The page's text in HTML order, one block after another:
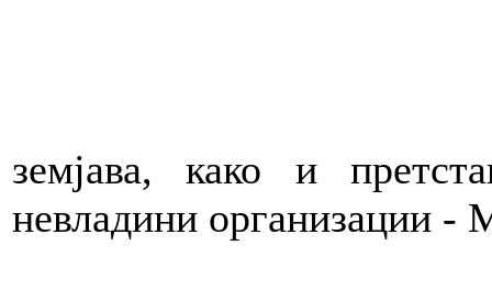
земјава, како и
невладини организации